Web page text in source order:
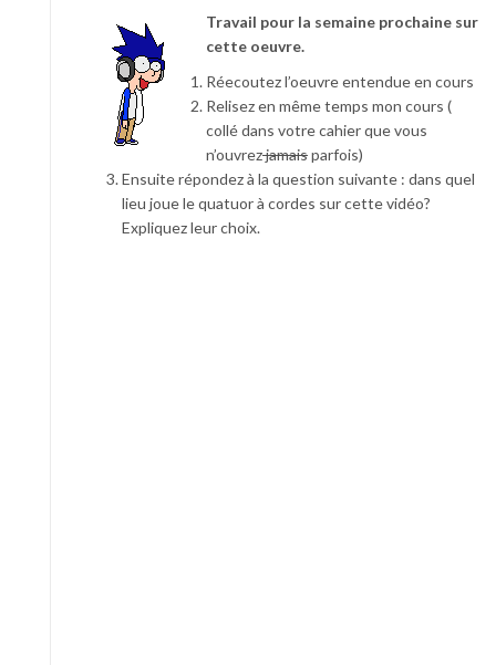
Travail pour la semaine prochaine sur
cette oeuvre.
Réecoutez l’oeuvre entendue en cours
Relisez en même temps mon cours (
collé dans votre cahier que vous
n’ouvrezjamaisparfois)
Ensuite répondez à la question suivante : dans quel
lieu joue le quatuor à cordes sur cette vidéo?
Expliquez leur choix.